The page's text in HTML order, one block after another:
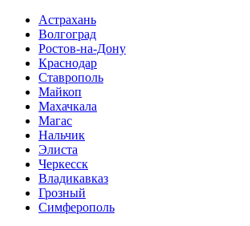
Астрахань
Волгоград
Ростов-на-Дону
Краснодар
Ставрополь
Майкоп
Махачкала
Магас
Нальчик
Элиста
Черкесск
Владикавказ
Грозный
Симферополь